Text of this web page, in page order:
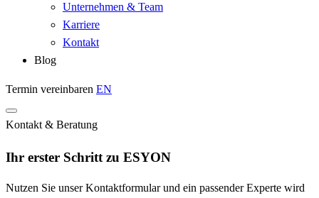
Unternehmen & Team
Karriere
Kontakt
Blog
Termin vereinbaren EN
Kontakt & Beratung
Ihr erster Schritt zu ESYON
Nutzen Sie unser Kontaktformular und ein passender Experte wird